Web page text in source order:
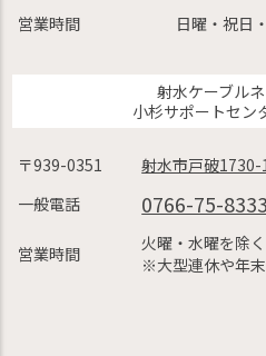
営業時間
日曜・祝日
射水ケーブル
小杉サポートセン
〒939-0351
射水市戸破1730-
一般電話
0766-75-8333
営業時間
火曜・水曜を除
※大型連休や年